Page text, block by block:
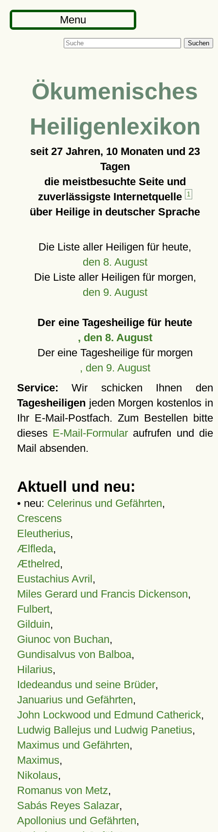
Menu
Suchen
Ökumenisches
Heiligenlexikon
seit 27 Jahren, 10 Monaten und 23
Tagen
die meistbesuchte Seite und
zuverlässigste Internetquelle
1
über Heilige in deutscher Sprache
Die Liste aller Heiligen für heute,
den 8. August
Die Liste aller Heiligen für morgen,
den 9. August
Der eine Tagesheilige für heute
, den 8. August
Der eine Tagesheilige für morgen
, den 9. August
Service: Wir schicken Ihnen den
Tagesheiligen jeden Morgen kostenlos in
Ihr E-Mail-Postfach. Zum Bestellen bitte
dieses E-Mail-Formular aufrufen und die
Mail absenden.
Aktuell und neu:
• neu: Celerinus und Gefährten,
Crescens
Eleutherius,
Ælfleda,
Æthelred,
Eustachius Avril,
Miles Gerard und Francis Dickenson,
Fulbert,
Gilduin,
Giunoc von Buchan,
Gundisalvus von Balboa,
Hilarius,
Idedeandus und seine Brüder,
Januarius und Gefährten,
John Lockwood und Edmund Catherick,
Ludwig Ballejus und Ludwig Panetius,
Maximus und Gefährten,
Maximus,
Nikolaus,
Romanus von Metz,
Sabás Reyes Salazar,
Apollonius und Gefährten,